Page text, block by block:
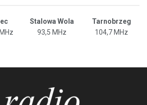
Stalowa Wola
Tarnobrzeg
93,5 MHz 104,7 MHz